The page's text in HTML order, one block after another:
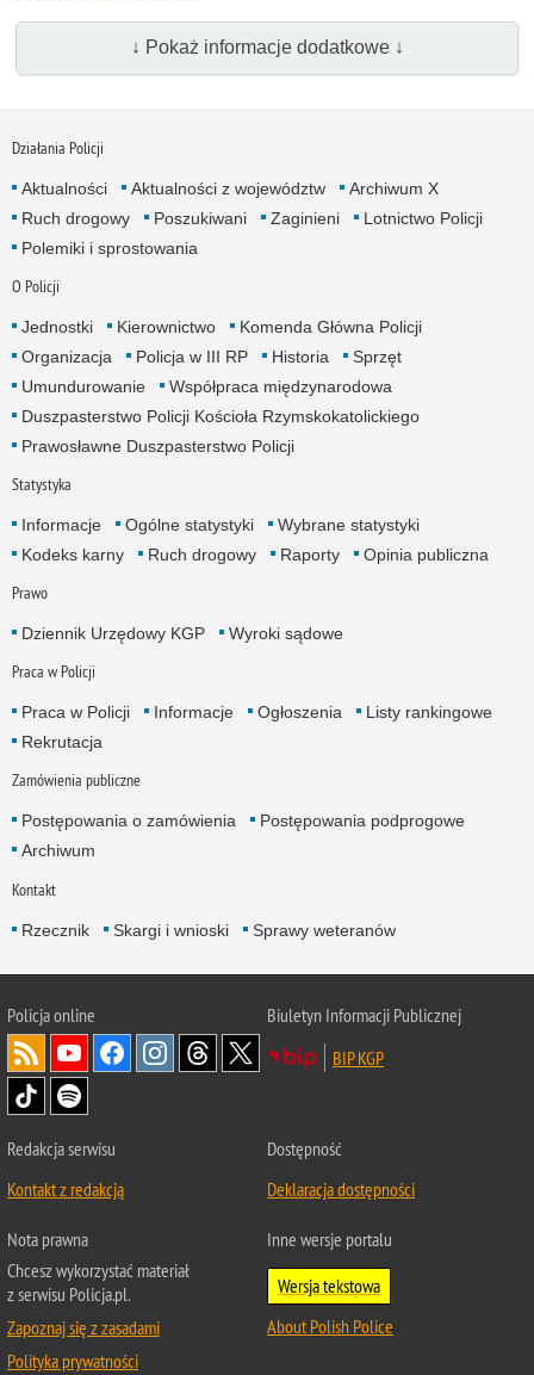
↓ Pokaż informacje dodatkowe ↓
Działania Policji
Aktualności Aktualności z województw
Archiwum X
Ruch drogowy
Poszukiwani Zaginieni
Lotnictwo Policji
Polemiki i sprostowania
O Policji
Jednostki Kierownictwo
Komenda Główna Policji
Organizacja
Policja w III RP Historia
Sprzęt
Umundurowanie
Współpraca międzynarodowa
Duszpasterstwo Policji Kościoła Rzymskokatolickiego
Prawosławne Duszpasterstwo Policji
Statystyka
Informacje Ogólne statystyki
Wybrane statystyki
Kodeks karny
Ruch drogowy Raporty Opinia publiczna
Prawo
Dziennik Urzędowy KGP Wyroki sądowe
Praca w Policji
Praca w Policji Informacje Ogłoszenia
Listy rankingowe
Rekrutacja
Zamówienia publiczne
Postępowania o zamówienia
Postępowania podprogowe
Archiwum
Kontakt
Rzecznik Skargi i wnioski Sprawy weteranów
Policjaonline
Biuletyn Informacji Publicznej
BIP KGP
Redakcja serwisu
Kontakt z redakcją
Dostępność
Deklaracja dostępności
Nota prawna
Chcesz wykorzystać materiał
z serwisu Policja.pl.
Zapoznaj się z zasadami
Polityka prywatności
Inne wersje portalu
Wersja tekstowa
About Polish Police